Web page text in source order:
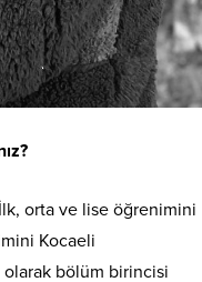
orta ve lise öğrenimini
Kocaeli
bölüm birincisi